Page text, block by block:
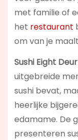
met familie of
het restaurant
om van je
Sushi Eight
uitgebreide
sushi bevat,
heerlijke
edamame. De
presenteren